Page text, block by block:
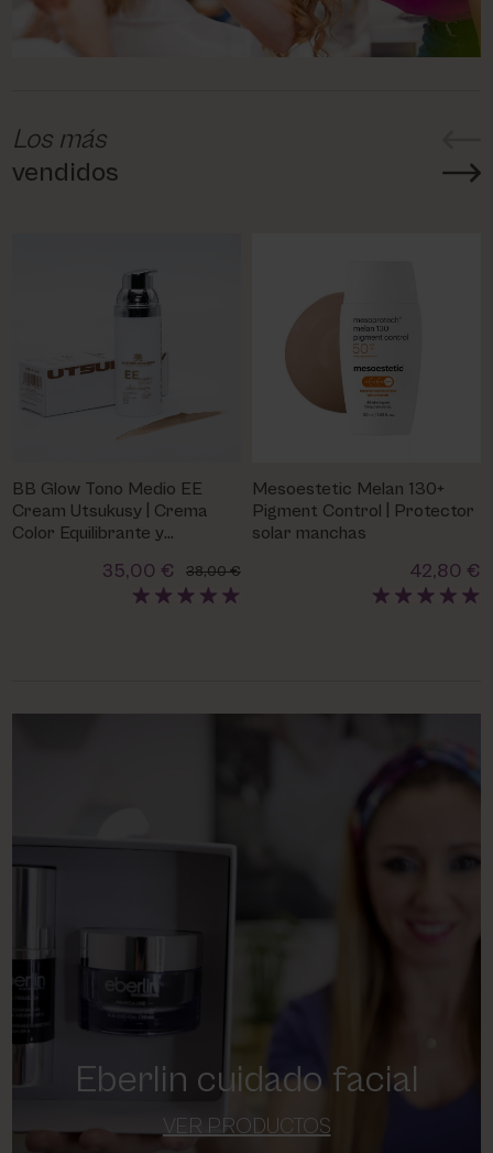
Los más
vendidos
BB Glow Tono Medio EE
Cream Utsukusy | Crema
Color Equilibrante y
35,00 € 38,00 €
Mesoestetic Melan 130+
Pigment Control | Protector
solar manchas
42,80 €
Eberlin cuidado facial
VER PRODUCTOS